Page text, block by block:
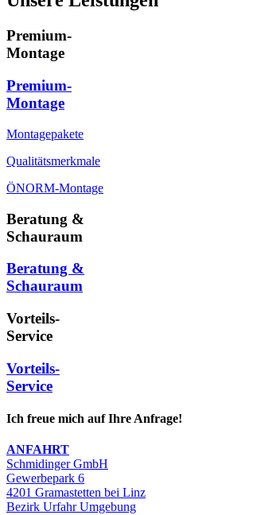
Premium-
Montage
Premium-
Montage
Montagepakete
Qualitätsmerkmale
ÖNORM-Montage
Beratung &
Schauraum
Beratung &
Schauraum
Vorteils-
Service
Vorteils-
Service
Ich freue mich auf Ihre Anfrage!
ANFAHRT
Schmidinger GmbH
Gewerbepark 6
4201 Gramastetten bei Linz
Bezirk Urfahr Umgebung